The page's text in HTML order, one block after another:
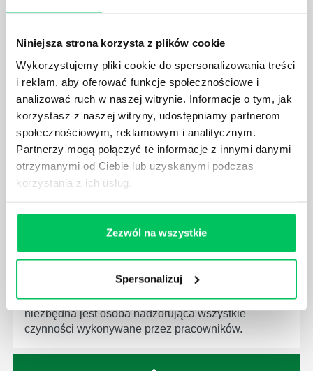
Niniejsza strona korzysta z plików cookie
Wykorzystujemy pliki cookie do spersonalizowania treści
i reklam, aby oferować funkcje społecznościowe i
analizować ruch w naszej witrynie. Informacje o tym, jak
korzystasz z naszej witryny, udostępniamy partnerom
społecznościowym, reklamowym i analitycznym.
Partnerzy mogą połączyć te informacje z innymi danymi
otrzymanymi od Ciebie lub uzyskanymi podczas
korzystania z ich usług.
Zezwól na wszystkie
Spersonalizuj
PRACOWNICY ZESPOŁU PROJEKTOWEGO?
AGILE to coraz popularniejsze w każdej większej (i
mniejszej) firmie pojęcie związane z realizacją
projektów biznesowych. Z pewnością każda osoba
zatrudniona w takim miejscu choć raz się z nim
spotkała.
JAKIE UMIEJĘTNOŚCI MENEDŻERSKIE
POWINIEN MIEĆ BRYGADZISTA?
Nawet zespół złożony z doskonale wykształconych i
sprawnie realizować swoich zadań, jeśli zabraknie w
nim odpowiedniego kierownictwa. Zawsze
niezbędna jest osoba nadzorująca wszystkie
czynności wykonywane przez pracowników.